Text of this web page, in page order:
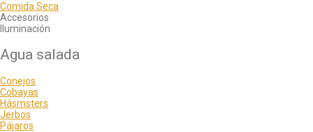
Comida Seca
Accesorios
Iluminación
Agua salada
Conejos
Cobayas
Hásmsters
Jerbos
Pájaros